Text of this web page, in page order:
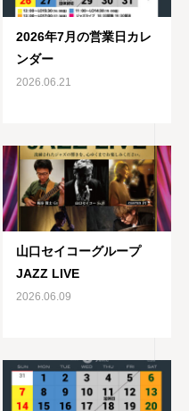
2026年7月の営業日カレ
ンダー
2026.06.21
山口セイコーグループ
JAZZ LIVE
2026.06.09